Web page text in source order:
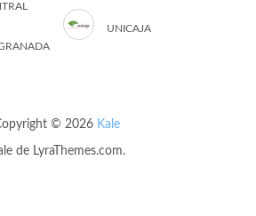
UNICAJA
© 2026 Kale
de LyraThemes.com.